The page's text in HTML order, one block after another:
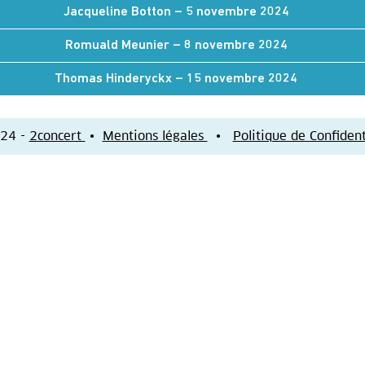
Jacqueline Botton – 5 novembre 2024
Romuald Meunier – 8 novembre 2024
Thomas Hinderyckx – 15 novembre 2024
- 2concert • Mentions légales • Politique de